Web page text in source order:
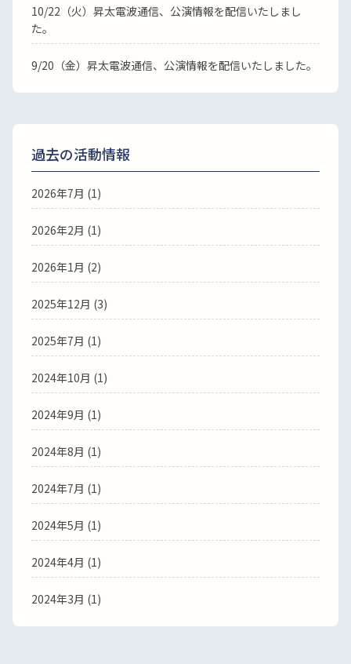
10/22（火）昇太電波通信、公演情報を配信いたしまし
た。
9/20（金）昇太電波通信、公演情報を配信いたしました。
過去の活動情報
2026年7月 (1)
2026年2月 (1)
2026年1月 (2)
2025年12月 (3)
2025年7月 (1)
2024年10月 (1)
2024年9月 (1)
2024年8月 (1)
2024年7月 (1)
2024年5月 (1)
2024年4月 (1)
2024年3月 (1)